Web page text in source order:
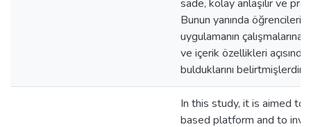
sade, kolay anlaşılır ve
Bunun yanında öğrencilerin
uygulamanın çalışmalarına
ve içerik özellikleri
bulduklarını belirtmişlerdir.
In this study, it is aimed to
based platform and to